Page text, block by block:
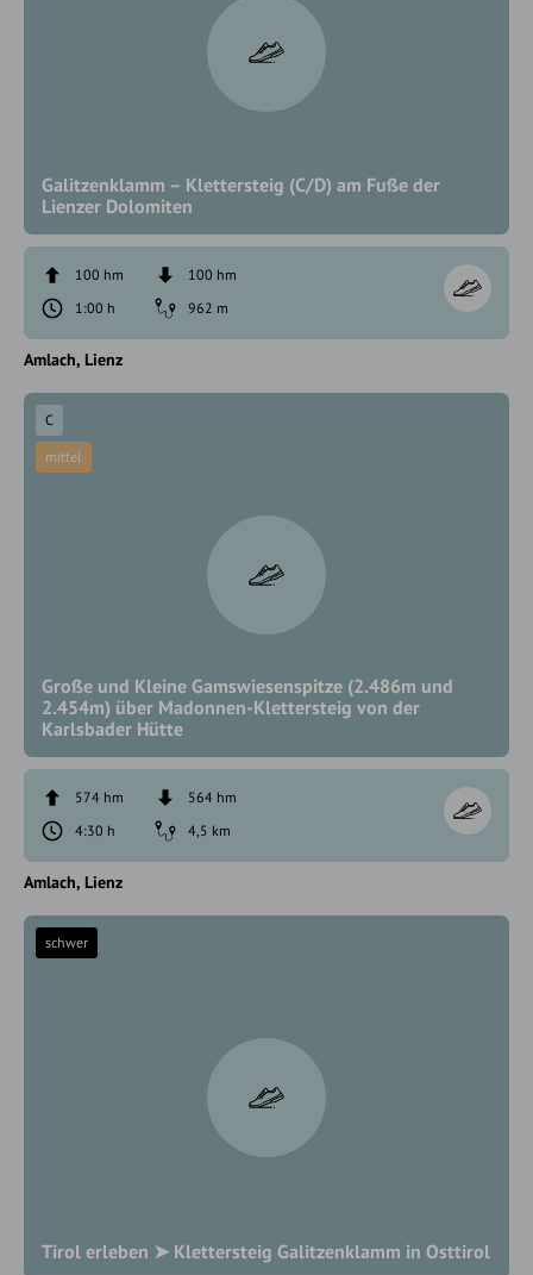
Galitzenklamm – Klettersteig (C/D) am Fuße der
Lienzer Dolomiten
100 hm
100 hm
1:00 h
962 m
Amlach Lienz
Große und Kleine Gamswiesenspitze (2.486m und
2.454m) über Madonnen-Klettersteig von der
Karlsbader Hütte
C
mittel
574 hm
564 hm
4:30 h
4,5 km
Amlach Lienz
Tirol erleben ➤ Klettersteig Galitzenklamm in Osttirol
schwer